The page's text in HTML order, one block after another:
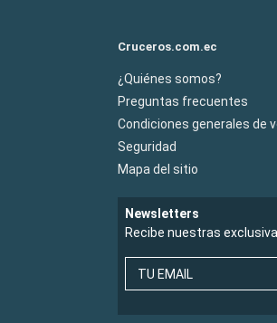
Cruceros.com.ec
¿Quiénes somos?
Preguntas frecuentes
Condiciones generales de
Seguridad
Mapa del sitio
Newsletters
Recibe nuestras
TU EMAIL